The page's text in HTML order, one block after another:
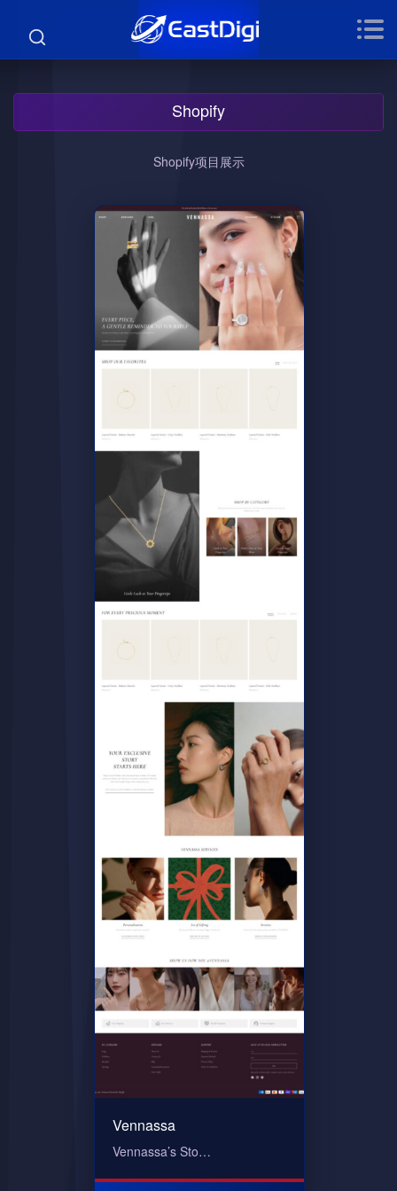
Shopify
Shopify项目展示
Vennassa
Vennassa’s Sto…